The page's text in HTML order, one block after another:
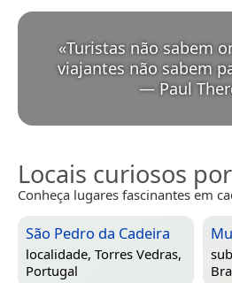
«Turistas não sabem
viajantes não sabem
— Paul
Locais curiosos
Conheça lugares fascinantes em
São Pedro da Cadeira
localidade, Torres Vedras,
Portugal